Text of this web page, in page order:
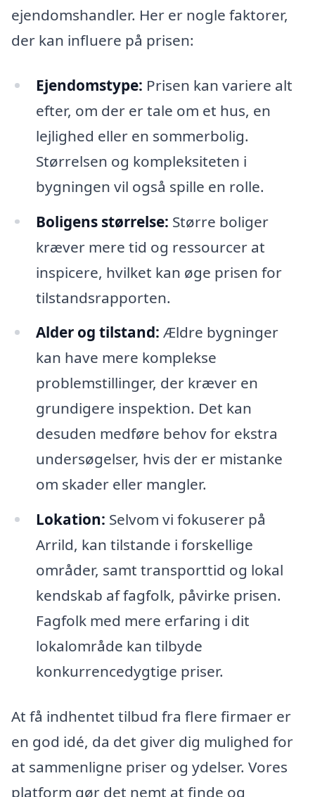
ejendomshandler. Her er nogle faktorer,
der kan influere på prisen:
Ejendomstype: Prisen kan variere alt
efter, om der er tale om et hus, en
lejlighed eller en sommerbolig.
Størrelsen og kompleksiteten i
bygningen vil også spille en rolle.
Boligens størrelse: Større boliger
kræver mere tid og ressourcer at
inspicere, hvilket kan øge prisen for
tilstandsrapporten.
Alder og tilstand: Ældre bygninger
kan have mere komplekse
problemstillinger, der kræver en
grundigere inspektion. Det kan
desuden medføre behov for ekstra
undersøgelser, hvis der er mistanke
om skader eller mangler.
Lokation: Selvom vi fokuserer på
Arrild, kan tilstande i forskellige
områder, samt transporttid og lokal
kendskab af fagfolk, påvirke prisen.
Fagfolk med mere erfaring i dit
lokalområde kan tilbyde
konkurrencedygtige priser.
At få indhentet tilbud fra flere firmaer er
en god idé, da det giver dig mulighed for
at sammenligne priser og ydelser. Vores
platform gør det nemt at finde og